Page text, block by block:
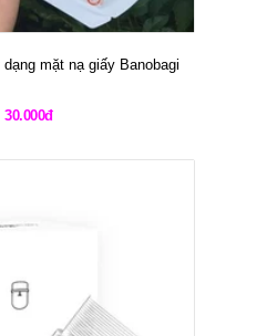
mặt nạ giấy Banobagi
30.000đ